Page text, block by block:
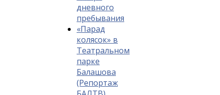
дневного
пребывания
«Парад
колясок» в
Театральном
парке
Балашова
(Репортаж